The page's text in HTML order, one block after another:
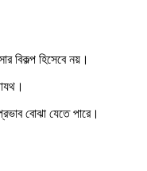
বিকল্প হিসেবে নয়।
বোঝা যেতে পারে।